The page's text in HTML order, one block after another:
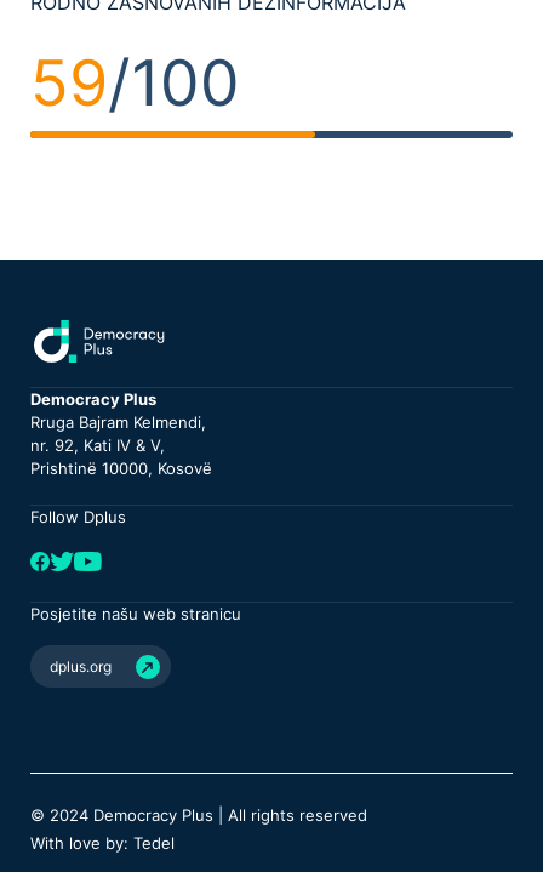
59/100
Democracy Plus
Rruga Bajram Kelmendi,
nr. 92, Kati IV & V,
Prishtinë 10000, Kosovë
Follow Dplus
Posjetite našu web stranicu
dplus.org
© 2024 Democracy Plus | All rights reserved
With love by: Tedel